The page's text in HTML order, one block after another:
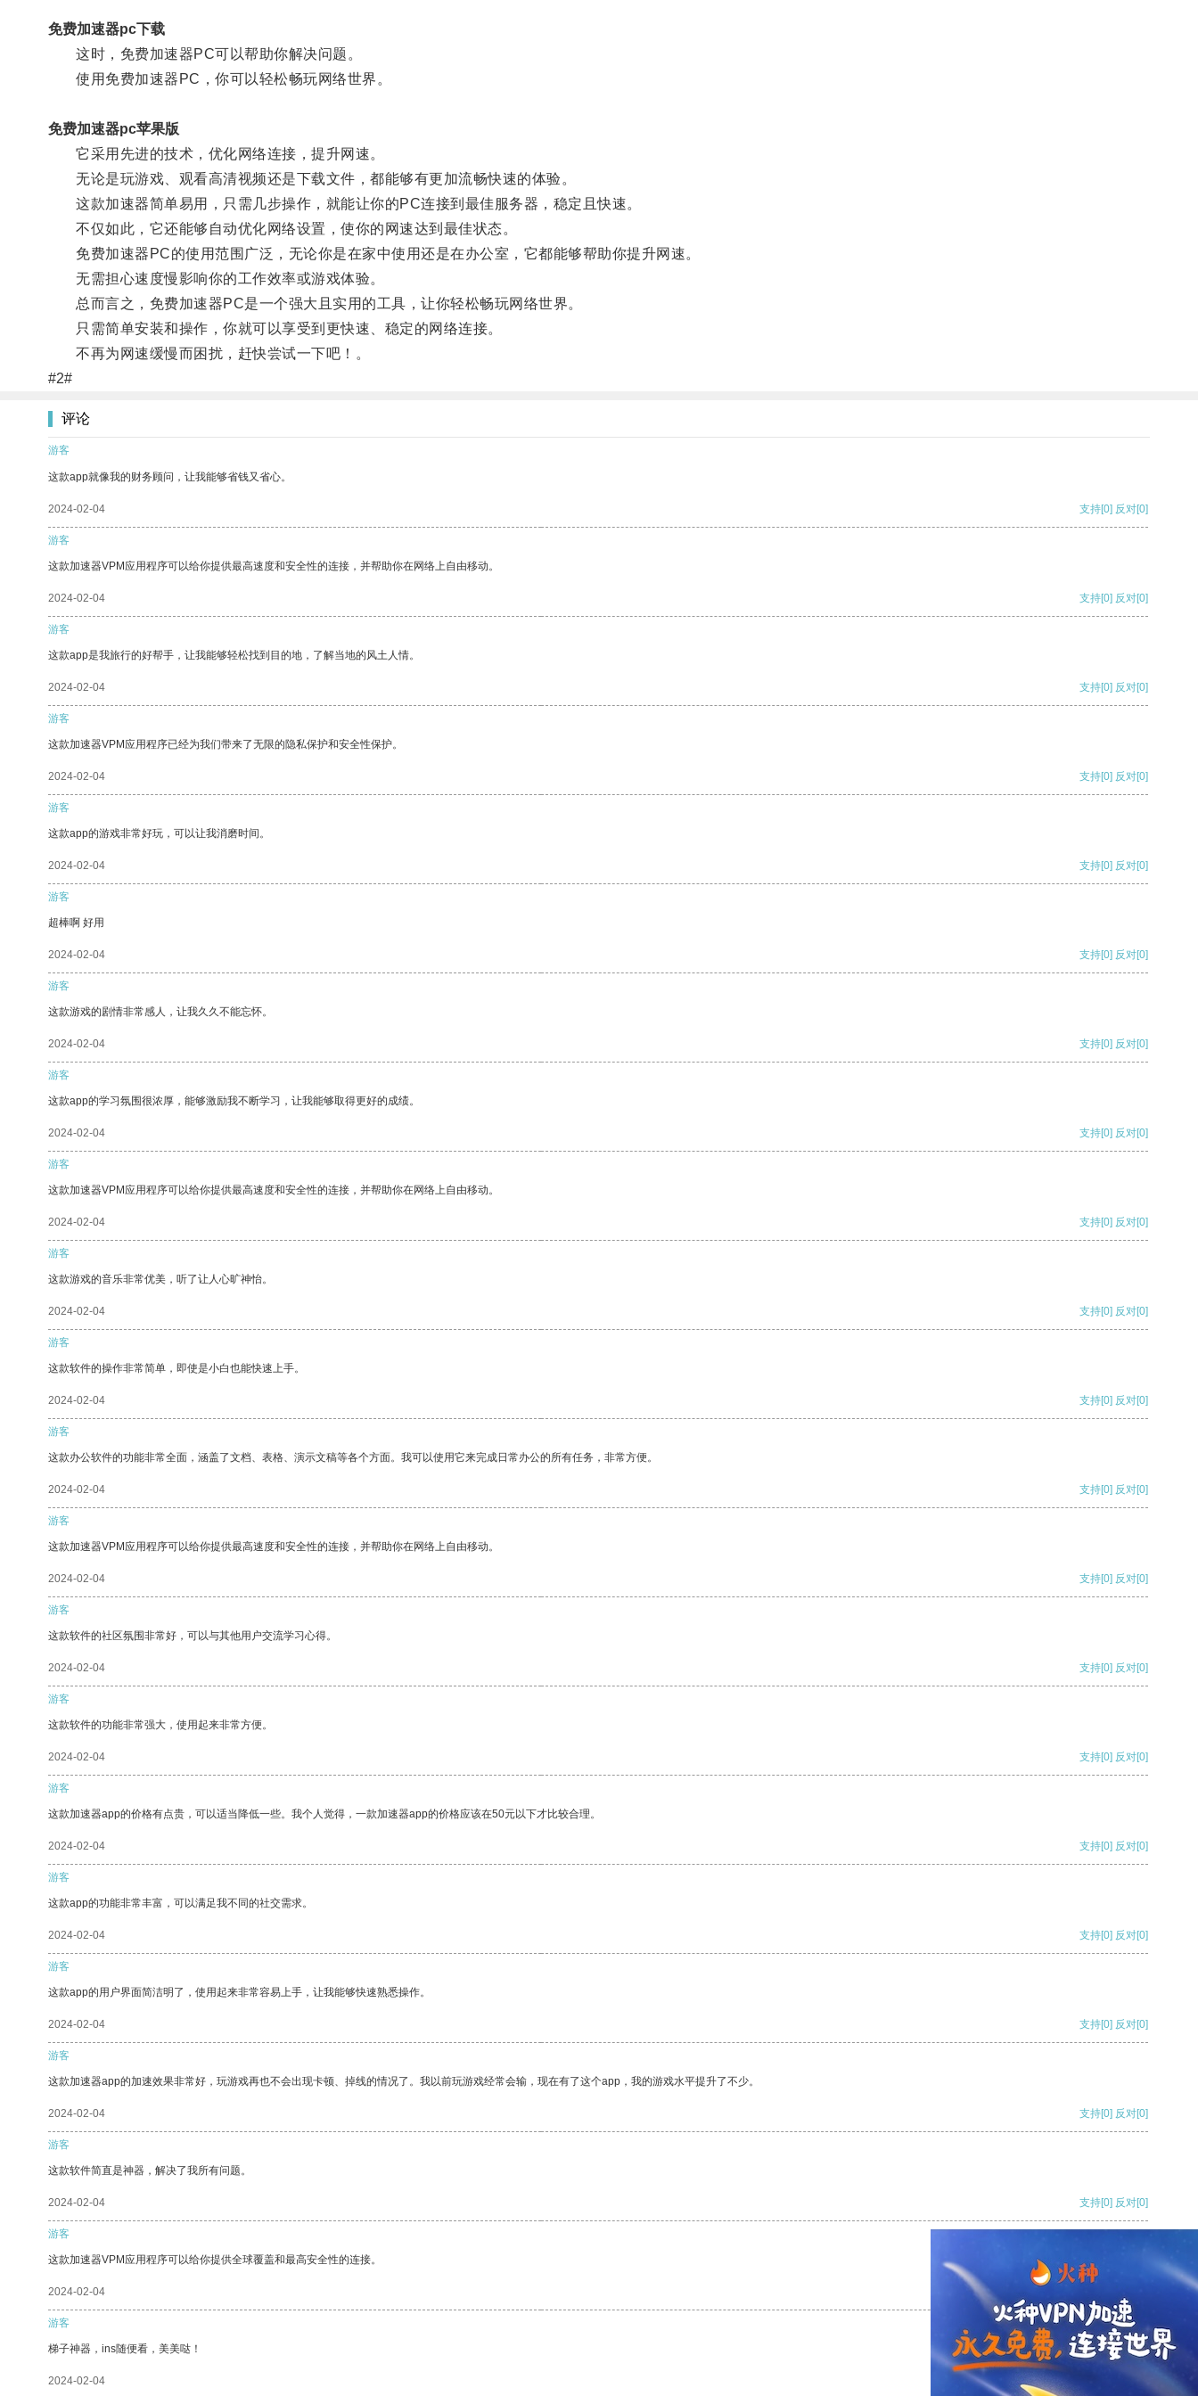
免费加速器pc下载
这时，免费加速器PC可以帮助你解决问题。
使用免费加速器PC，你可以轻松畅玩网络世界。
免费加速器pc苹果版
它采用先进的技术，优化网络连接，提升网速。
无论是玩游戏、观看高清视频还是下载文件，都能够有更加流畅快速的体验。
这款加速器简单易用，只需几步操作，就能让你的PC连接到最佳服务器，稳定且快速。
不仅如此，它还能够自动优化网络设置，使你的网速达到最佳状态。
免费加速器PC的使用范围广泛，无论你是在家中使用还是在办公室，它都能够帮助你提升网速。
无需担心速度慢影响你的工作效率或游戏体验。
总而言之，免费加速器PC是一个强大且实用的工具，让你轻松畅玩网络世界。
只需简单安装和操作，你就可以享受到更快速、稳定的网络连接。
不再为网速缓慢而困扰，赶快尝试一下吧！。
#2#
评论
游客
这款app就像我的财务顾问，让我能够省钱又省心。
2024-02-04 支持[0] 反对[0]
游客
这款加速器VPM应用程序可以给你提供最高速度和安全性的连接，并帮助你在网络上自由移动。
2024-02-04 支持[0] 反对[0]
游客
这款app是我旅行的好帮手，让我能够轻松找到目的地，了解当地的风土人情。
2024-02-04 支持[0] 反对[0]
游客
这款加速器VPM应用程序已经为我们带来了无限的隐私保护和安全性保护。
2024-02-04 支持[0] 反对[0]
游客
这款app的游戏非常好玩，可以让我消磨时间。
2024-02-04 支持[0] 反对[0]
游客
超棒啊 好用
2024-02-04 支持[0] 反对[0]
游客
这款游戏的剧情非常感人，让我久久不能忘怀。
2024-02-04 支持[0] 反对[0]
游客
这款app的学习氛围很浓厚，能够激励我不断学习，让我能够取得更好的成绩。
2024-02-04 支持[0] 反对[0]
游客
这款加速器VPM应用程序可以给你提供最高速度和安全性的连接，并帮助你在网络上自由移动。
2024-02-04 支持[0] 反对[0]
游客
这款游戏的音乐非常优美，听了让人心旷神怡。
2024-02-04 支持[0] 反对[0]
游客
这款软件的操作非常简单，即使是小白也能快速上手。
2024-02-04 支持[0] 反对[0]
游客
这款办公软件的功能非常全面，涵盖了文档、表格、演示文稿等各个方面。我可以使用它来完成日常办公的所有任务，非常方便。
2024-02-04 支持[0] 反对[0]
游客
这款加速器VPM应用程序可以给你提供最高速度和安全性的连接，并帮助你在网络上自由移动。
2024-02-04 支持[0] 反对[0]
游客
这款软件的社区氛围非常好，可以与其他用户交流学习心得。
2024-02-04 支持[0] 反对[0]
游客
这款软件的功能非常强大，使用起来非常方便。
2024-02-04 支持[0] 反对[0]
游客
这款加速器app的价格有点贵，可以适当降低一些。我个人觉得，一款加速器app的价格应该在50元以下才比较合理。
2024-02-04 支持[0] 反对[0]
游客
这款app的功能非常丰富，可以满足我不同的社交需求。
2024-02-04 支持[0] 反对[0]
游客
这款app的用户界面简洁明了，使用起来非常容易上手，让我能够快速熟悉操作。
2024-02-04 支持[0] 反对[0]
游客
这款加速器app的加速效果非常好，玩游戏再也不会出现卡顿、掉线的情况了。我以前玩游戏经常会输，现在有了这个app，我的游戏水平提升了不少。
2024-02-04 支持[0] 反对[0]
游客
这款软件简直是神器，解决了我所有问题。
2024-02-04 支持[0] 反对[0]
游客
这款加速器VPM应用程序可以给你提供全球覆盖和最高安全性的连接。
2024-02-04
游客
梯子神器，ins随便看，美美哒！
2024-02-04 反对